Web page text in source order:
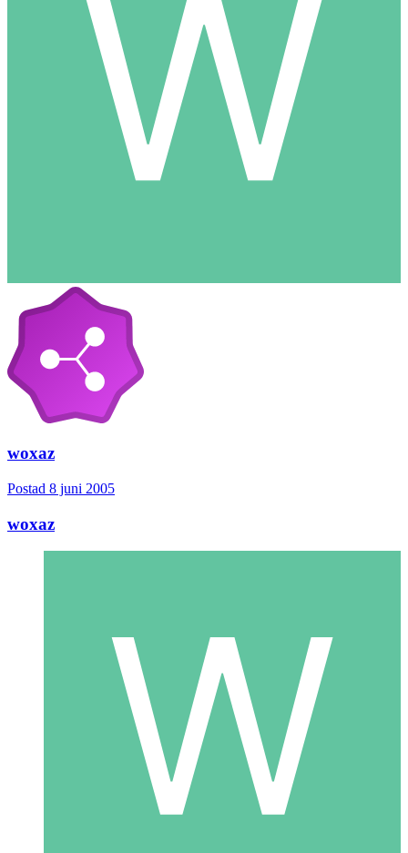
woxaz
Postad 8 juni 2005
woxaz